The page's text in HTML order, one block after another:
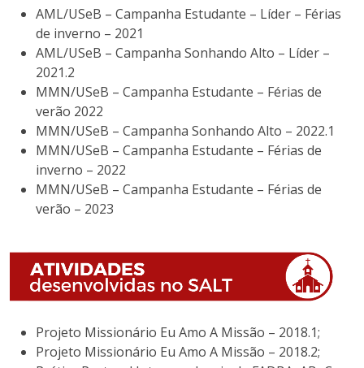
AML/USeB – Campanha Estudante – Líder – Férias
de inverno – 2021
AML/USeB – Campanha Sonhando Alto – Líder –
2021.2
MMN/USeB – Campanha Estudante – Férias de
verão 2022
MMN/USeB – Campanha Sonhando Alto – 2022.1
MMN/USeB – Campanha Estudante – Férias de
inverno – 2022
MMN/USeB – Campanha Estudante – Férias de
verão – 2023
Projeto Missionário Eu Amo A Missão – 2018.1;
Projeto Missionário Eu Amo A Missão – 2018.2;